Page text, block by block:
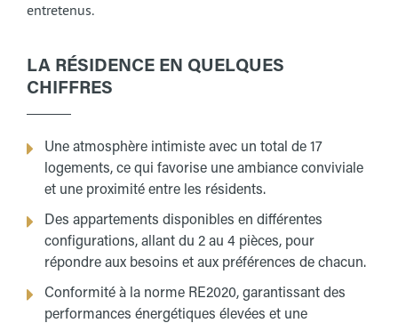
entretenus.
LA RÉSIDENCE EN QUELQUES
CHIFFRES
Une atmosphère intimiste avec un total de 17
logements, ce qui favorise une ambiance conviviale
et une proximité entre les résidents.
Des appartements disponibles en différentes
configurations, allant du 2 au 4 pièces, pour
répondre aux besoins et aux préférences de chacun.
Conformité à la norme RE2020, garantissant des
performances énergétiques élevées et une